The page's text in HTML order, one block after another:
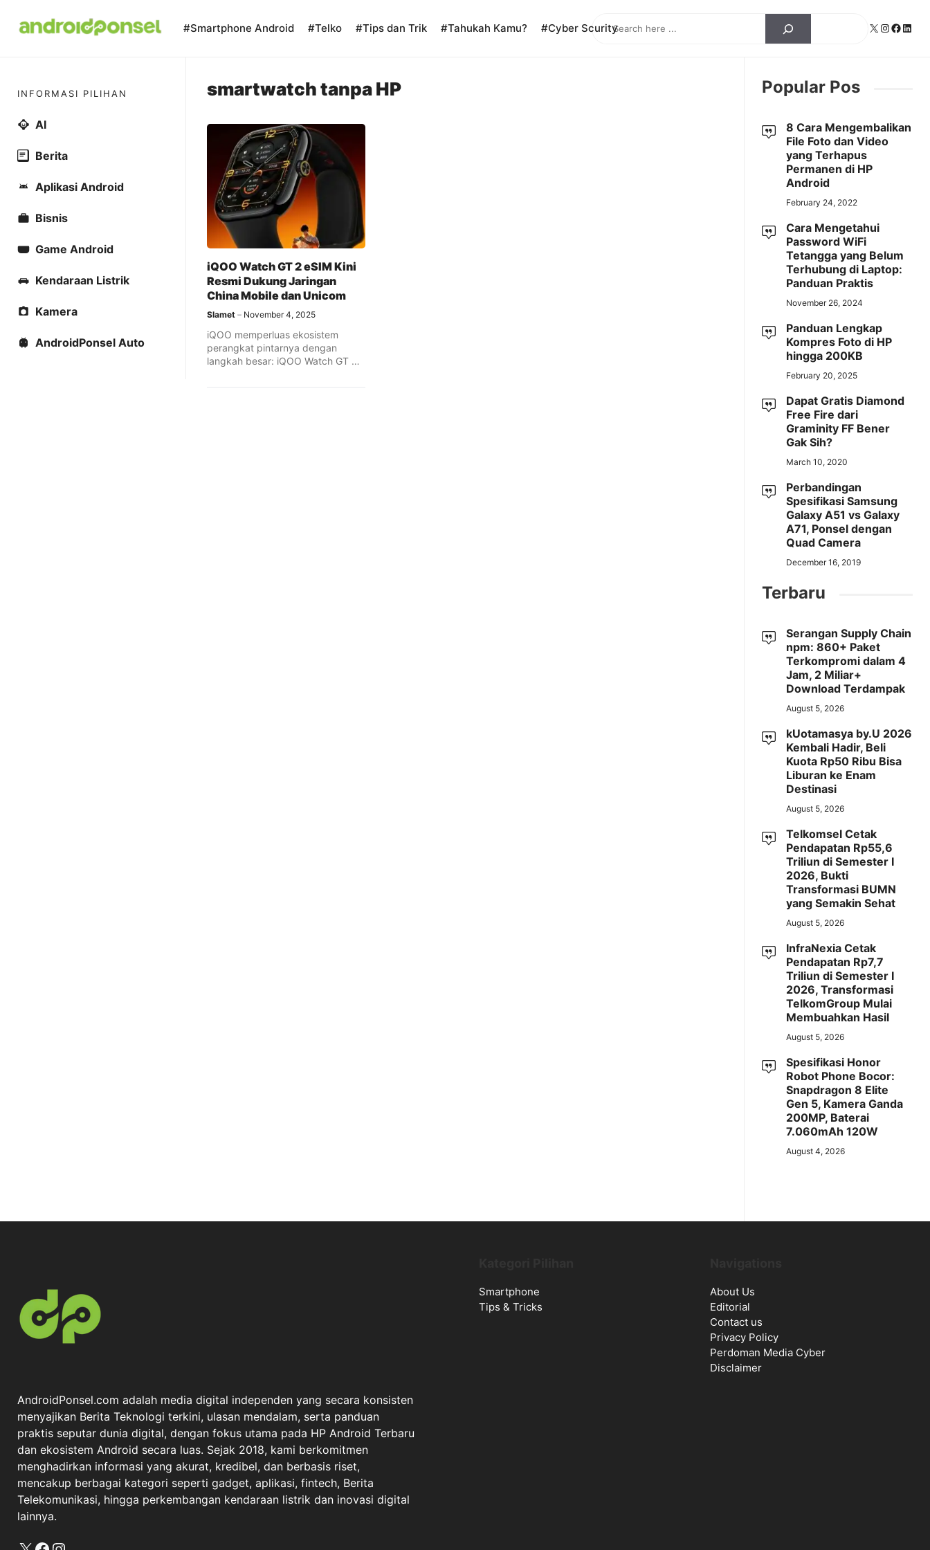
Search X Instagram
#Smartphone Android #Telko #Tips dan Trik #Tahukah Kamu? #Cyber Scurity
smartwatch tanpa HP
iQOO Watch GT 2 eSIM Kini
Resmi Dukung Jaringan
China Mobile dan Unicom
Slamet November 4, 2025
iQOO memperluas ekosistem
perangkat pintarnya dengan
langkah besar: iQOO Watch GT 2
INFORMASI PILIHAN
AI
Berita
Aplikasi Android
Bisnis
Game Android
Kendaraan Listrik
Kamera
AndroidPonsel Auto
Popular Pos
8 Cara Mengembalikan
File Foto dan Video
yang Terhapus
Permanen di HP
Android
February 24, 2022
Cara Mengetahui
Password WiFi
Tetangga yang Belum
Terhubung di Laptop:
Panduan Praktis
November 26, 2024
Panduan Lengkap
Kompres Foto di HP
hingga 200KB
February 20, 2025
Dapat Gratis Diamond
Free Fire dari
Graminity FF Bener
Gak Sih?
March 10, 2020
Perbandingan
Spesifikasi Samsung
Galaxy A51 vs Galaxy
A71, Ponsel dengan
Quad Camera
December 16, 2019
Terbaru
Serangan Supply Chain
npm: 860+ Paket
Terkompromi dalam 4
Jam, 2 Miliar+
Download Terdampak
August 5, 2026
kUotamasya by.U 2026
Kembali Hadir, Beli
Kuota Rp50 Ribu Bisa
Liburan ke Enam
Destinasi
August 5, 2026
Telkomsel Cetak
Pendapatan Rp55,6
Triliun di Semester I
2026, Bukti
Transformasi BUMN
yang Semakin Sehat
August 5, 2026
InfraNexia Cetak
Pendapatan Rp7,7
Triliun di Semester I
2026, Transformasi
TelkomGroup Mulai
Membuahkan Hasil
August 5, 2026
Spesifikasi Honor
Robot Phone Bocor:
Snapdragon 8 Elite
Gen 5, Kamera Ganda
200MP, Baterai
7.060mAh 120W
August 4, 2026
AndroidPonsel.com adalah media digital independen yang secara konsisten
menyajikan Berita Teknologi terkini, ulasan mendalam, serta panduan
praktis seputar dunia digital, dengan fokus utama pada HP Android Terbaru
dan ekosistem Android secara luas. Sejak 2018, kami berkomitmen
menghadirkan informasi yang akurat, kredibel, dan berbasis riset,
mencakup berbagai kategori seperti gadget, aplikasi, fintech, Berita
Telekomunikasi, hingga perkembangan kendaraan listrik dan inovasi digital
lainnya.
Smartphone
Tips & Tricks
About Us
Editorial
Contact us
Privacy Policy
Perdoman Media Cyber
Disclaimer